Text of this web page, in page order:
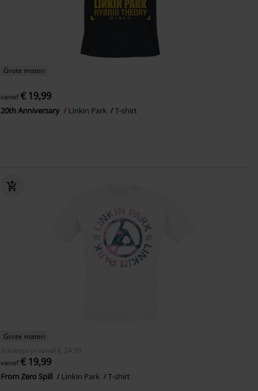
Grote maten
vanaf€ 19,99
20th Anniversary Linkin Park T-shirt
Grote maten
Adviesprijs
vanaf € 24,99
vanaf€ 19,99
From Zero Spill Linkin Park T-shirt